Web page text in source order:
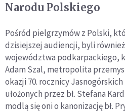
Narodu Polskiego
Pośród pielgrzymów z Polski,
dzisiejszej audiencji, byli
województwa podkarpackiego,
Adam Szal, metropolita
okazji 70. rocznicy
ułożonych przez bł. Stefana
modlą się oni o kanonizację bł.